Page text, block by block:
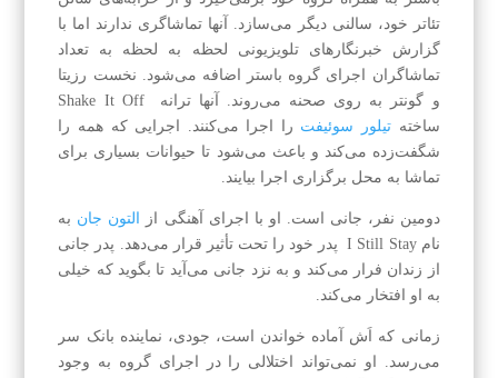
تئاتر خود، سالنی دیگر می‌سازد. آنها تماشاگری ندارند اما با
گزارش خبرنگارهای تلویزیونی لحظه به لحظه به تعداد
تماشاگران اجرای گروه باستر اضافه می‌شود. نخست رزیتا
و گونتر به روی صحنه می‌روند. آنها ترانه Shake It Off
ساخته تیلور سوئیفت را اجرا می‌کنند. اجرایی که همه را
شگفت‌زده می‌کند و باعث می‌شود تا حیوانات بسیاری برای
تماشا به محل برگزاری اجرا بیایند.
دومین نفر، جانی است. او با اجرای آهنگی از التون جان به
نام I Still Stay پدر خود را تحت تأثیر قرار می‌دهد. پدر جانی
از زندان فرار می‌کند و به نزد جانی می‌آید تا بگوید که خیلی
به او افتخار می‌کند.
زمانی که اَش آماده خواندن است، جودی، نماینده بانک سر
می‌رسد. او نمی‌تواند اختلالی را در اجرای گروه به وجود